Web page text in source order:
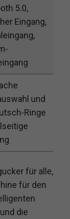
5.0,
Eingang,
und
Ringe
für alle,
für den
die